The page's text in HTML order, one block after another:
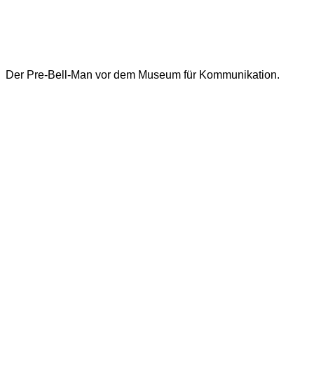
Der Pre-Bell-Man vor dem Museum für Kommunikation.